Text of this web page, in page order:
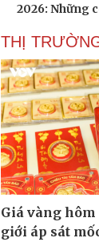
2026: Những
THỊ
Giá vàng hôm
giới áp sát